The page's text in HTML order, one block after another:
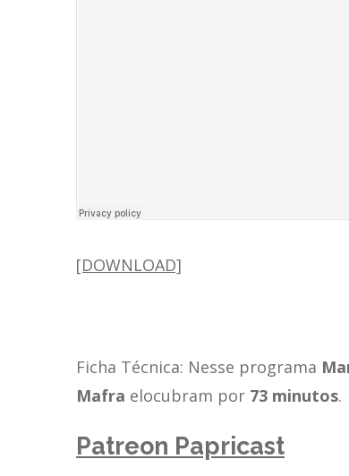
[DOWNLOAD]
Ficha Técnica: Nesse programa
Mafra elocubram por 73 minutos.
Patreon Papricast